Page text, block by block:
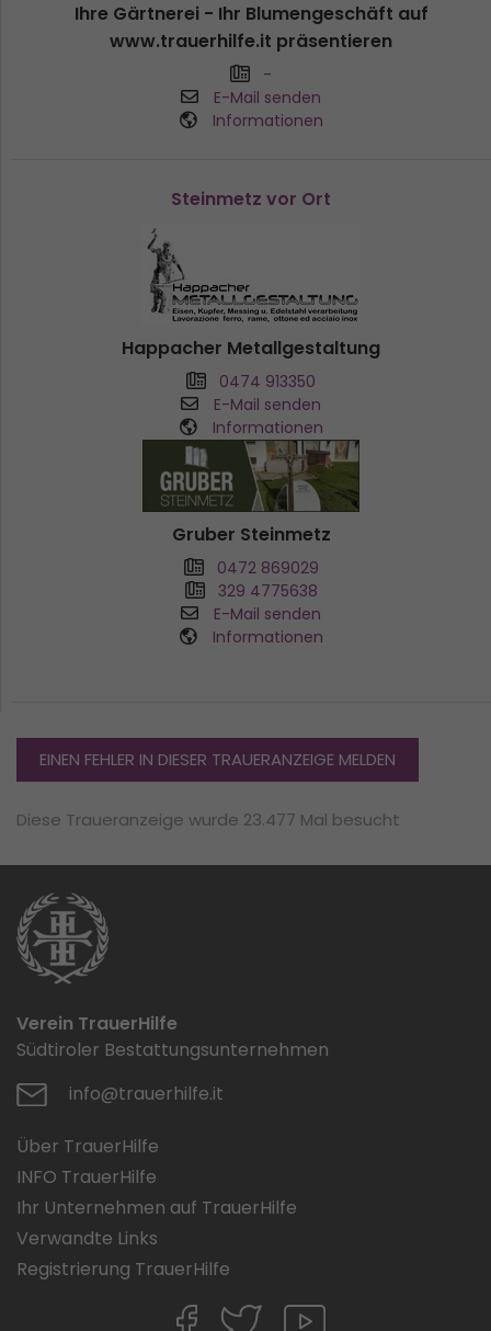
Ihre Gärtnerei - Ihr Blumengeschäft auf
www.trauerhilfe.it präsentieren
-
E-Mail senden
Informationen
Steinmetz vor Ort
Happacher Metallgestaltung
0474 913350
E-Mail senden
Informationen
Gruber Steinmetz
0472 869029
329 4775638
E-Mail senden
Informationen
EINEN FEHLER IN DIESER TRAUERANZEIGE MELDEN
Diese Traueranzeige wurde 23.477 Mal besucht
Verein TrauerHilfe
Südtiroler Bestattungsunternehmen
info@trauerhilfe.it
Über TrauerHilfe
INFO TrauerHilfe
Ihr Unternehmen auf TrauerHilfe
Verwandte Links
Registrierung TrauerHilfe